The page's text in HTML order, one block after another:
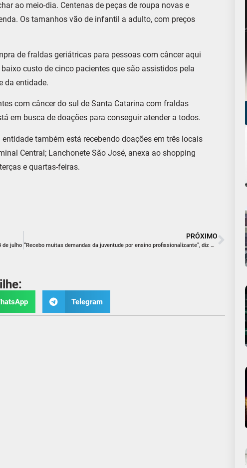
ao meio-dia. Centenas de peças de roupa novas e
Os tamanhos vão de infantil a adulto, com preços
de fraldas geriátricas para pessoas com câncer aqui
custo de cinco pacientes que são assistidos pela
da entidade.
com câncer do sul de Santa Catarina com fraldas
em busca de doações para conseguir atender a todos.
também está recebendo doações em três locais
Central; Lanchonete São José, anexa ao shopping
e quartas-feiras.
de julho
PRÓXIMO
“Recebo muitas demandas da juventude por ensino profissionalizante”, diz Davi Nazário
Telegram